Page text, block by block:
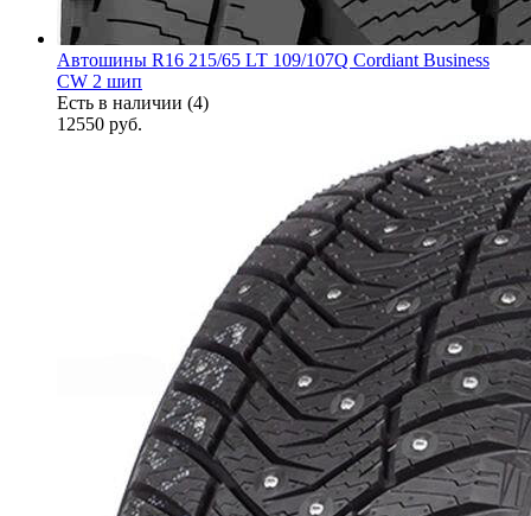
Автошины R16 215/65 LT 109/107Q Cordiant Business
CW 2 шип
Есть в наличии (4)
12550 руб.